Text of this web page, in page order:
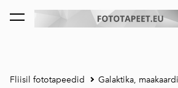
lisati ostukorvi. Vaata ostukorvi
Fliisil fototapeedid Galaktika,